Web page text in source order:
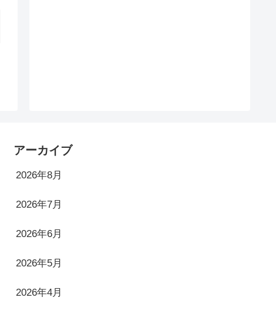
アーカイブ
2026年8月
2026年7月
2026年6月
2026年5月
2026年4月